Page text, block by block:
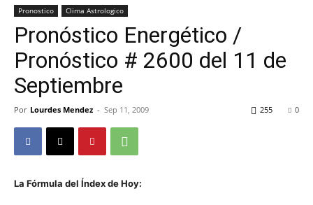
Pronostico Clima Astrologico
Pronóstico Energético /
Pronóstico # 2600 del 11 de
Septiembre
Por Lourdes Mendez - Sep 11, 2009 0
255
La Fórmula del Índex de Hoy: